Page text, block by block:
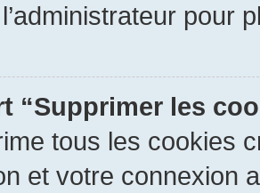
pour
“Supprimer les
tous les cookies
et votre connexion